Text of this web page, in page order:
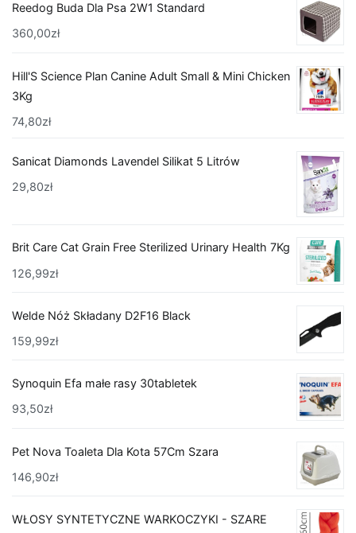
Reedog Buda Dla Psa 2W1 Standard
360,00zł
Hill'S Science Plan Canine Adult Small & Mini Chicken
3Kg
74,80zł
Sanicat Diamonds Lavendel Silikat 5 Litrów
29,80zł
Brit Care Cat Grain Free Sterilized Urinary Health 7Kg
126,99zł
Welde Nóż Składany D2F16 Black
159,99zł
Synoquin Efa małe rasy 30tabletek
93,50zł
Pet Nova Toaleta Dla Kota 57Cm Szara
146,90zł
WŁOSY SYNTETYCZNE WARKOCZYKI - SZARE